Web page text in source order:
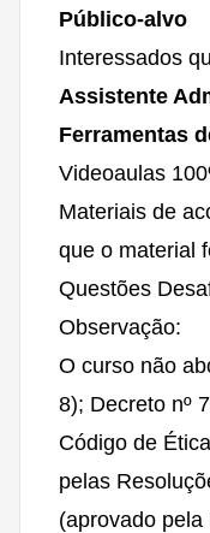
Público-alvo
Interessados
Assistente
Ferramentas
Videoaulas
Materiais de
que o material
Questões
Observação:
O curso não
8); Decreto nº
Código de
pelas
(aprovado pela